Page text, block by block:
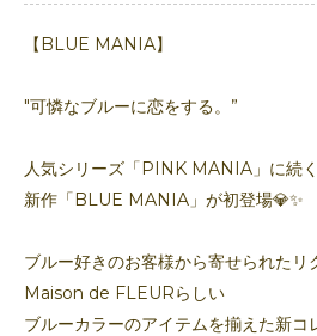
【BLUE MANIA】
"可憐なブルーに恋をする。”
人気シリーズ「PINK MANIA」に続く
新作「BLUE MANIA」が初登場💎✨
ブルー好きのお客様から寄せられたリ
Maison de FLEURらしい
ブルーカラーのアイテムを揃えた新コ